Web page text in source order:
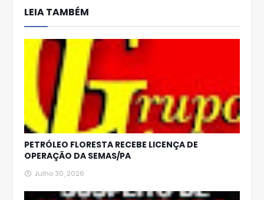
Ap
LEIA TAMBÉM
PETRÓLEO FLORESTA RECEBE LICENÇA DE
OPERAÇÃO DA SEMAS/PA
Julho 30, 2026